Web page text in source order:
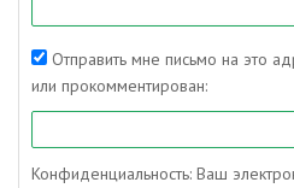
Отправить мне письмо на это
или прокомментирован:
Конфиденциальность: Ваш